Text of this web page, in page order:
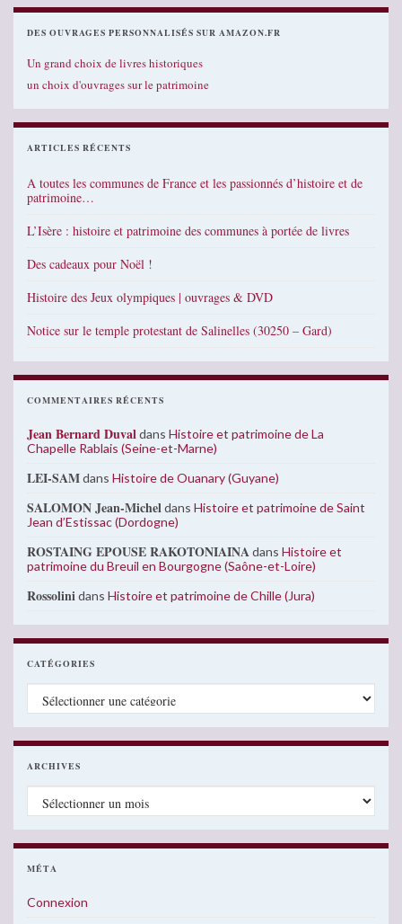
DES OUVRAGES PERSONNALISÉS SUR AMAZON.FR
Un grand choix de livres historiques
un choix d'ouvrages sur le patrimoine
ARTICLES RÉCENTS
A toutes les communes de France et les passionnés d’histoire et de
patrimoine…
L’Isère : histoire et patrimoine des communes à portée de livres
Des cadeaux pour Noël !
Histoire des Jeux olympiques | ouvrages & DVD
Notice sur le temple protestant de Salinelles (30250 – Gard)
COMMENTAIRES RÉCENTS
Jean Bernard Duvaldans Histoire et patrimoine de La
Chapelle Rablais (Seine-et-Marne)
LEI-SAMdans Histoire de Ouanary (Guyane)
SALOMON Jean-Micheldans Histoire et patrimoine de Saint
Jean d’Estissac (Dordogne)
ROSTAING EPOUSE RAKOTONIAINAdans Histoire et
patrimoine du Breuil en Bourgogne (Saône-et-Loire)
Rossolinidans Histoire et patrimoine de Chille (Jura)
CATÉGORIES
Catégories
ARCHIVES
Archives
MÉTA
Connexion